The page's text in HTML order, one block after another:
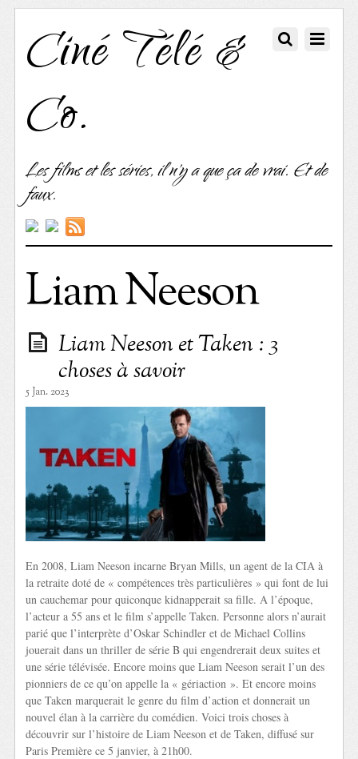
Ciné Télé &
Co.
Les films et les séries, il n'y a que ça de vrai. Et de
faux.
Liam Neeson
Liam Neeson et Taken : 3
choses à savoir
5 Jan. 2023
En 2008, Liam Neeson incarne Bryan Mills, un agent de la CIA à
la retraite doté de « compétences très particulières » qui font de lui
un cauchemar pour quiconque kidnapperait sa fille. A l’époque,
l’acteur a 55 ans et le film s’appelle Taken. Personne alors n’aurait
parié que l’interprète d’Oskar Schindler et de Michael Collins
jouerait dans un thriller de série B qui engendrerait deux suites et
une série télévisée. Encore moins que Liam Neeson serait l’un des
pionniers de ce qu’on appelle la « gériaction ». Et encore moins
que Taken marquerait le genre du film d’action et donnerait un
nouvel élan à la carrière du comédien. Voici trois choses à
découvrir sur l’histoire de Liam Neeson et de Taken, diffusé sur
Paris Première ce 5 janvier, à 21h00.